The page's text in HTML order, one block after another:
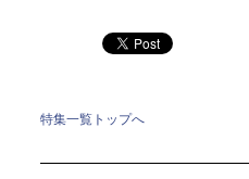
特集一覧トップへ